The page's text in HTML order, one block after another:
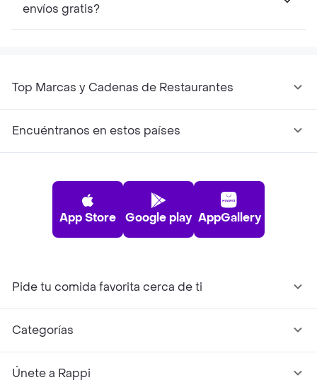
envíos gratis?
Top Marcas y Cadenas de Restaurantes
Encuéntranos en estos países
App Store Google play AppGallery
Pide tu comida favorita cerca de ti
Categorías
Únete a Rappi